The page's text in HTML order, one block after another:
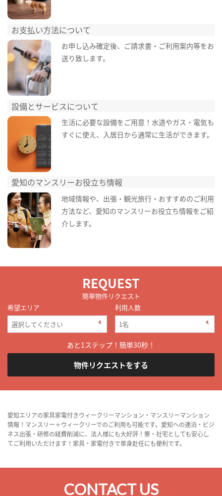
お支払い方法について
お申し込み確定後、ご請求書・ご利用案内等をお
送り致します。
設備とサービスについて
生活に必要な設備をご用意！水道やガス・電気も
すぐに使え、入居日から通常に生活ができます。
愛知のマンスリーお役立ち情報
地域情報や、出張・観光旅行・おすすめのご利用
方法など、愛知のマンスリーお役立ち情報をご紹
介します。
REQUEST
簡単物件リクエスト
希望エリア
利用人数
あと1ステップ！簡単30秒！
物件リクエストをする
愛知エリアの家具家電付きウィークリーマンション・マンスリーマンション
情報！マンスリー＋ウィークリーでのご利用も可能です。愛知への連泊・ビジ
ネス出張・研修の経費削減に、法人様にも大好評！寮・社宅としても安心し
てご利用いただけます！家具・家電付きで単身赴任にも便利です。
CONTACT US